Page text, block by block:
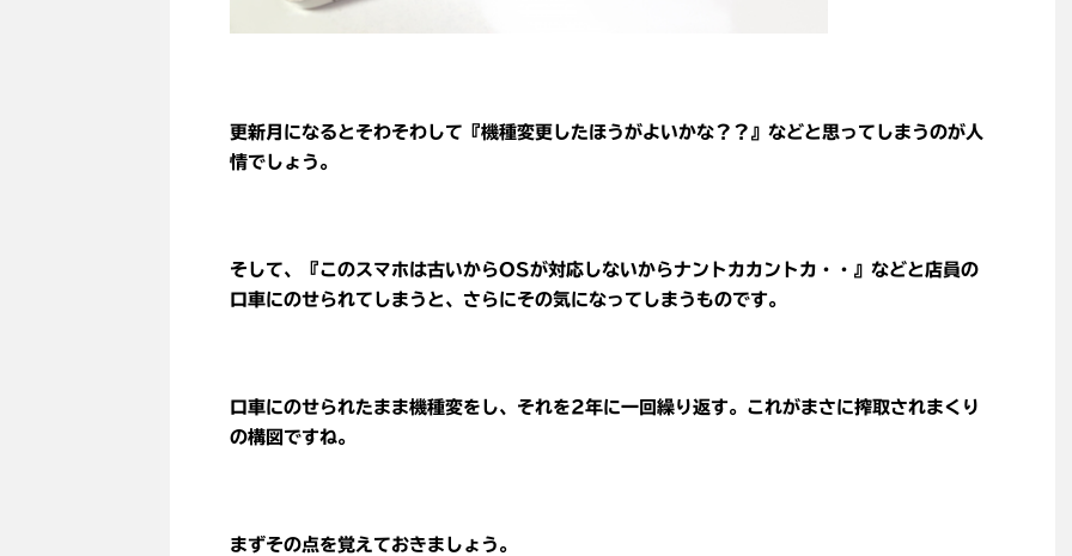
更新月になるとそわそわして『機種変更したほうがよいかな？？』などと思ってしまうのが人
情でしょう。
そして、『このスマホは古いからOSが対応しないからナントカカントカ・・』などと店員の
口車にのせられてしまうと、さらにその気になってしまうものです。
口車にのせられたまま機種変をし、それを2年に一回繰り返す。これがまさに搾取されまくり
の構図ですね。
まずその点を覚えておきましょう。